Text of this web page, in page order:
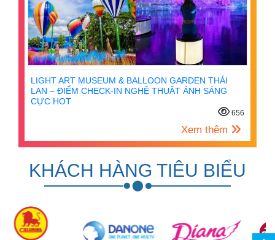
LIGHT ART MUSEUM & BALLOON GARDEN THÁI
LAN – ĐIỂM CHECK-IN NGHỆ THUẬT ÁNH SÁNG
CỰC HOT
656
Xem thêm
KHÁCH HÀNG TIÊU BIỂU